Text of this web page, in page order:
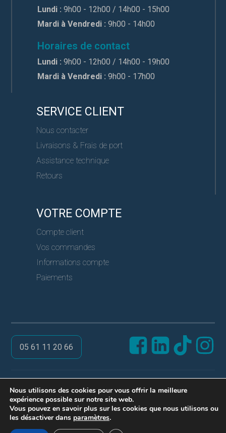
Lundi : 9h00 - 12h00 / 14h00 - 15h00
Mardi à Vendredi : 9h00 - 14h00
Horaires de contact
Lundi : 9h00 - 12h00 / 14h00 - 19h00
Mardi à Vendredi : 9h00 - 17h00
SERVICE CLIENT
Nous contacter
Livraisons & Frais de port
Assistance technique
Retours
VOTRE COMPTE
Compte client
Vos commandes
Informations compte
Paiements
05 61 11 20 66
@ PRO SERVICES CLES
Réalisation ARPEGA
Mentions légales
Nous utilisons des cookies pour vous offrir la meilleure
expérience possible sur notre site web.
Vous pouvez en savoir plus sur les cookies que nous utilisons ou
les désactiver dans paramètres.